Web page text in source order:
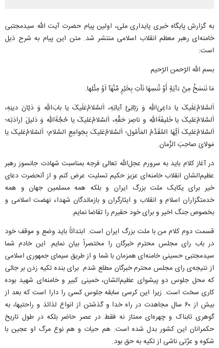
به گزارش پایگاه خبری پایداری ملی، اولین پیام حضرت آیت الله سیدمجتبی
خامنه‌ای رهبر معظم انقلاب اسلامی منتشر شد. متن این پیام به شرح ذیل
است:
بسم الله الرّحمن الرّحیم
مَا نَنسَخْ مِنْ ءَآیَةٍ أَوْ نُنسِهَا نَأتِ بِخَیْرٍ مِّنْهَآ اَوْ مِثْلِها.
اَلسَّلامُ‌عَلَیکَ یا داعِیَ‌اللهِ وَ رَبّانِیَّ آیاتِهِ، اَلسَّلامُ‌عَلَیکَ یا بابَ‌اللهِ وَ دَیّانَ دینِهِ،
اَلسَّلامُ‌عَلیکَ یا خَلیفَةَ‌اللهِ و ناصِرَ حَقِّهِ، اَلسَّلامُ‌عَلیکَ یا حُجَّةَ‌اللهِ وَ دَلیلَ اِرادَتِه؛
اَلسَّلامُ‌عَلیکَ اَیُّهَا المُقَدَّمُ المَأمُول؛ اَلسَّلامُ‌عَلیکَ بِجَوامِعِ السَّلام؛ اَلسّلامُ‌عَلیکَ یا
مَولایَ صاحِبَ الزَّمان.
در آغاز کلام باید به سرورم عجل‌الله تعالی فرجه بمناسبت شهادت جانسوز رهبر
عظیم‌الشان انقلاب خامنه‌ای عزیز حکیم تسلیت عرض کنم و از آنحضرت دعای
خیر برای یکایک ملت بزرگ ایران و بلکه همه مسلمین جهان و همه
خدمتگزاران اسلام و انقلاب و ایثارگران و بازماندگان شهداء نهضت اسلامی و
بخصوص جنگ اخیر و برای خود حقیرم را تقاضا نمایم.
قسمت دوم کلام من با ملت بزرگ ایران است. ابتدائاً باید وضع و موقف خود
در باب رای مجلس محترم خبرگان را مختصراً بیان نمایم. این خادم شما
سیدمجتبی حسینی خامنه‌ای همزمان با شما و از طریق سیمای جمهوری اسلامی
از نتیجه‌ی رای مجلس محترم خبرگان مطلع شدم. برای بنده تکیه زدن بر جائی
که محل جلوس دو پیشوای عظیم‌الشان، خمینی کبیر و خامنه‌ای شهید بوده
کاری سخت است. زیرا این کرسی سابقه جلوس کسی را دارا است که بعد از
بیش از ۶۰ سال مجاهدت در راه خدا و گذشتن از انواع لذائذ و راحتیها، به
گوهری تابناک و چهره‌ای ممتاز نه فقط در عصر حاضر بلکه در طول تاریخ
حکمرانان این کشور بدل شده است. هم حیات و هم نوع مرگ او عجین با
شکوه و عزّتی ناشی از تکیه به حق بود.